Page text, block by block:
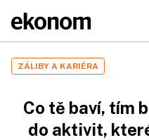
ZÁLIBY A KARIÉRA
Co tě baví, tím
do aktivit,